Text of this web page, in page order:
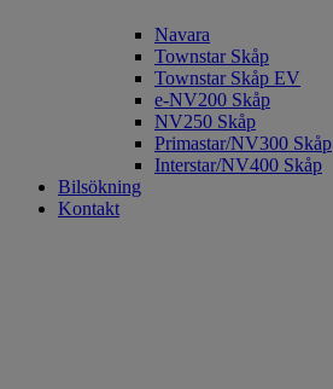
Navara
Townstar Skåp
Townstar Skåp EV
e-NV200 Skåp
NV250 Skåp
Primastar/NV300 Skåp
Interstar/NV400 Skåp
Bilsökning
Kontakt